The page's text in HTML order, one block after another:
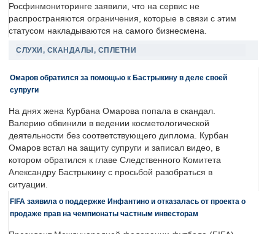
Росфинмониторинге заявили, что на сервис не
распространяются ограничения, которые в связи с этим
статусом накладываются на самого бизнесмена.
СЛУХИ, СКАНДАЛЫ, СПЛЕТНИ
Омаров обратился за помощью к Бастрыкину в деле своей
супруги
На днях жена Курбана Омарова попала в скандал.
Валерию обвинили в ведении косметологической
деятельности без соответствующего диплома. Курбан
Омаров встал на защиту супруги и записал видео, в
котором обратился к главе Следственного Комитета
Александру Бастрыкину с просьбой разобраться в
ситуации.
FIFA заявила о поддержке Инфантино и отказалась от проекта о
продаже прав на чемпионаты частным инвесторам